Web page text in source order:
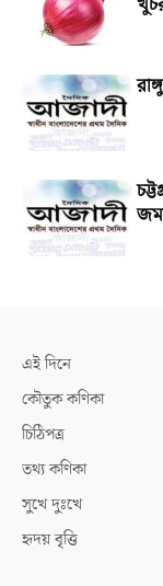
এই দিনে
কৌতুক কণিকা
চিঠিপত্র
তথ্য কণিকা
সুখে দুঃখে
হৃদয় বৃত্তি